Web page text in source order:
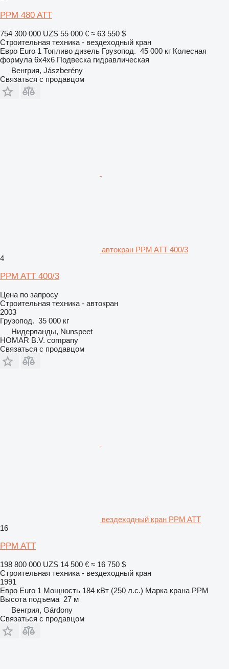
PPM 480 ATT
754 300 000 UZS 55 000 € ≈ 63 550 $
Строительная техника - вездеходный кран
Евро Euro 1 Топливо дизель Грузопод. 45 000 кг Колесная
формула 6x4x6 Подвеска гидравлическая
Венгрия, Jászberény
Связаться с продавцом
автокран PPM ATT 400/3
4
PPM ATT 400/3
Цена по запросу
Строительная техника - автокран
2003
Грузопод. 35 000 кг
Нидерланды, Nunspeet
HOMAR B.V. company
Связаться с продавцом
вездеходный кран PPM ATT
16
PPM ATT
198 800 000 UZS 14 500 € ≈ 16 750 $
Строительная техника - вездеходный кран
1991
Евро Euro 1 Мощность 184 кВт (250 л.с.) Марка крана PPM
Высота подъема 27 м
Венгрия, Gárdony
Связаться с продавцом